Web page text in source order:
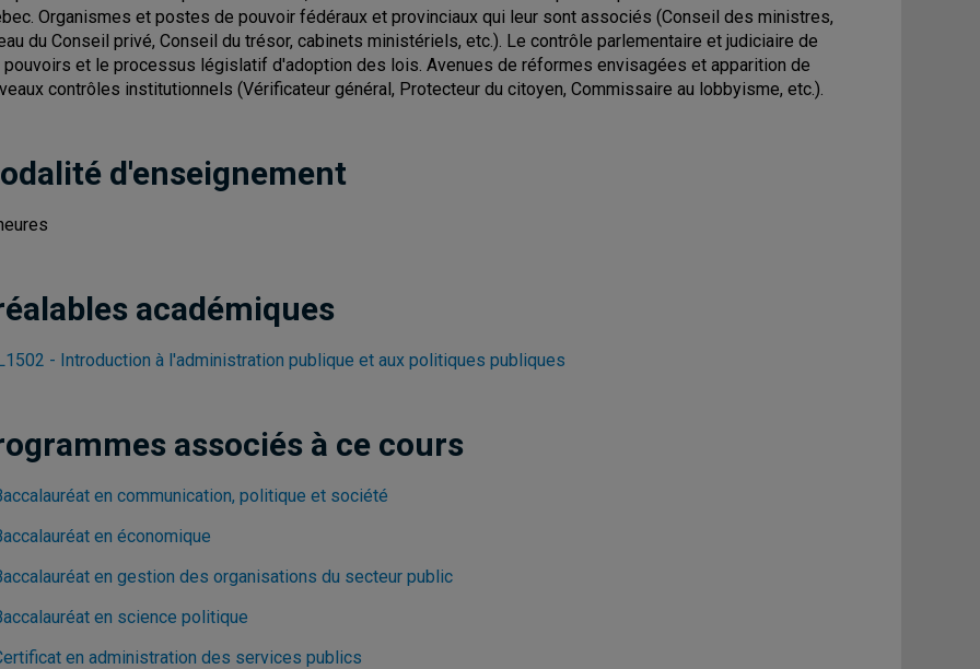
Organismes et postes de pouvoir fédéraux et provinciaux qui leur sont associés (Conseil des ministres,
du Conseil privé, Conseil du trésor, cabinets ministériels, etc.). Le contrôle parlementaire et judiciaire de
et le processus législatif d'adoption des lois. Avenues de réformes envisagées et apparition de
contrôles institutionnels (Vérificateur général, Protecteur du citoyen, Commissaire au lobbyisme, etc.).
d'enseignement
académiques
- Introduction à l'administration publique et aux politiques publiques
associés à ce cours
en communication, politique et société
en économique
en gestion des organisations du secteur public
en science politique
en administration des services publics